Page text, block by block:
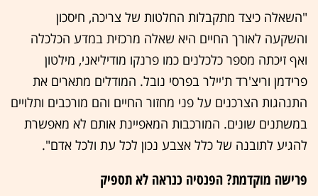
"השאלה כיצד מתקבלות החלטות של צריכה, חיסכון
והשקעה לאורך החיים היא שאלה מרכזית במדע הכלכלה
ואף זיכתה מספר כלכלנים כמו פרנקו מודיליאני, מילטון
פרידמן וריצ'רד ת'יילר בפרסי נובל. המודלים מתארים את
התנהגות הצרכנים על פני מחזור החיים והם מורכבים ותלויים
במשתנים שונים. המורכבות המאפיינת אותם לא מאפשרת
להגיע לתובנה של כלל אצבע נכון לכל עת ולכל אדם".
פרישה מוקדמת? הפנסיה כנראה לא תספיק